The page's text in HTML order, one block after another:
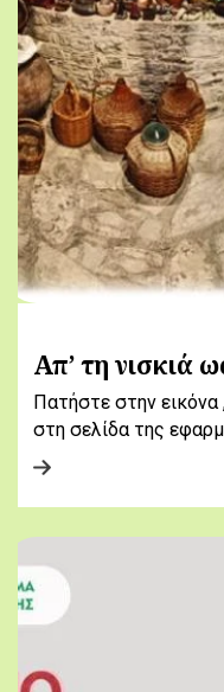
Απ’ τη νισκιά
Πατήστε στην εικόνα
στη σελίδα της